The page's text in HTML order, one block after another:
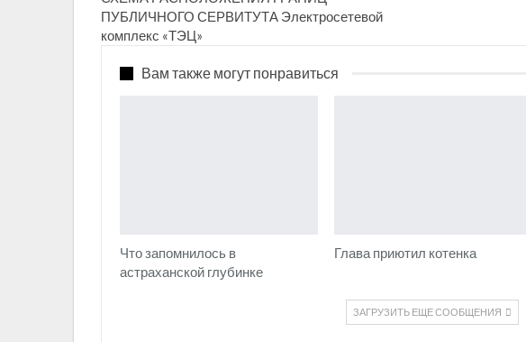
ПУБЛИЧНОГО СЕРВИТУТА Электросетевой
комплекс «ТЭЦ»
Вам также могут понравиться
Что запомнилось в
астраханской глубинке
Глава приютил котенка
ЗАГРУЗИТЬ ЕЩЕ СООБЩЕНИЯ